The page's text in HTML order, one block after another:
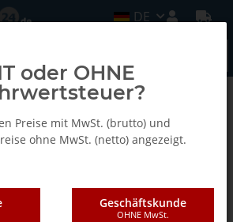
DE
Wendeplatte Z2
M5x5 o.R.
oder OHNE
Preise mit MwSt. (brutto) und
ohne MwSt. (netto) angezeigt.
Geschäftskunde
OHNE MwSt.